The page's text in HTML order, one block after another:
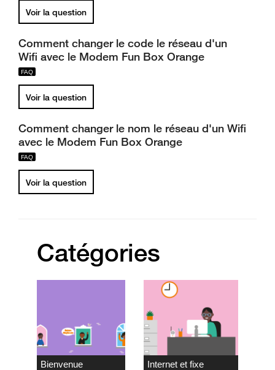
Voir la question
Comment changer le code le réseau d'un
Wifi avec le Modem Fun Box Orange
Voir la question
Comment changer le nom le réseau d'un Wifi
avec le Modem Fun Box Orange
Voir la question
Catégories
Bienvenue Internet et fixe